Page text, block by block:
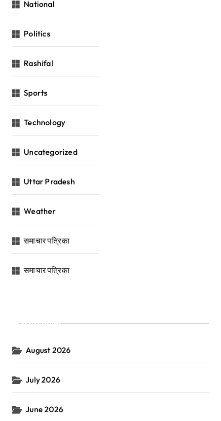
National
Politics
Rashifal
Sports
Technology
Uncategorized
Uttar Pradesh
Weather
समाचार पत्रिका
समाचार पत्रिका
Archives
August 2026
July 2026
June 2026